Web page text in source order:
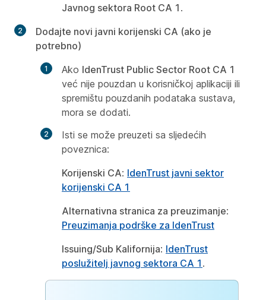
Javnog sektora Root CA 1 .
Dodajte novi javni korijenski CA (ako je
potrebno)
Ako IdenTrust Public Sector Root CA 1
već nije pouzdan u korisničkoj aplikaciji ili
spremištu pouzdanih podataka sustava,
mora se dodati.
Isti se može preuzeti sa sljedećih
poveznica:
Korijenski CA: IdenTrust javni sektor
korijenski CA 1
Alternativna stranica za preuzimanje:
Preuzimanja podrške za IdenTrust
Issuing/Sub Kalifornija: IdenTrust
poslužitelj javnog sektora CA 1 .